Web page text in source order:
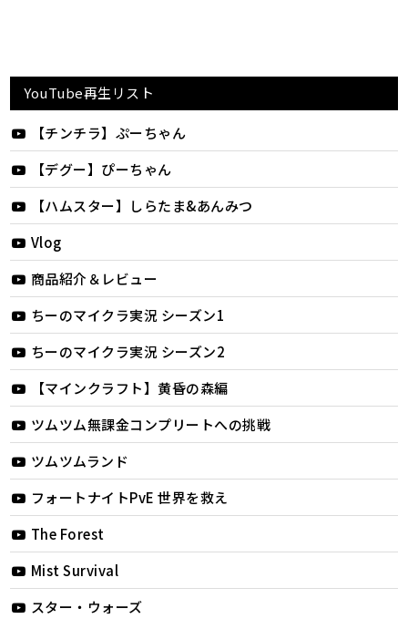
YouTube再生リスト
【チンチラ】ぷーちゃん
【デグー】ぴーちゃん
【ハムスター】しらたま&あんみつ
Vlog
商品紹介＆レビュー
ちーのマイクラ実況 シーズン1
ちーのマイクラ実況 シーズン2
【マインクラフト】黄昏の森編
ツムツム無課金コンプリートへの挑戦
ツムツムランド
フォートナイトPvE 世界を救え
The Forest
Mist Survival
スター・ウォーズ